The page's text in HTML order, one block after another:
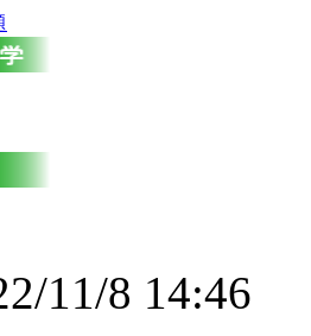
11/8 14:46